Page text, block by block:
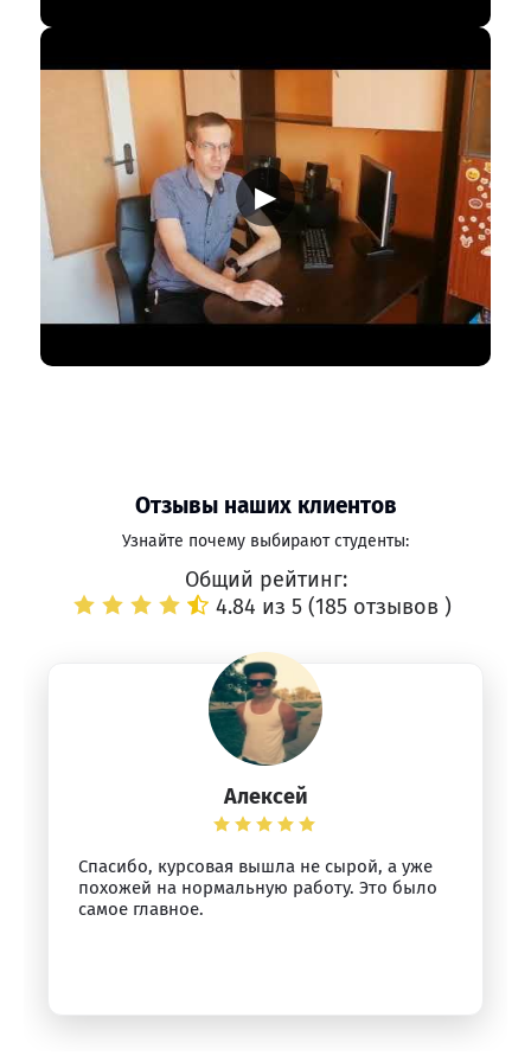
▶
Отзывы наших клиентов
Узнайте почему выбирают студенты:
Общий рейтинг:
4.84 из 5 (185 отзывов )
Алексей
Спасибо, курсовая вышла не сырой, а уже
похожей на нормальную работу. Это было
самое главное.